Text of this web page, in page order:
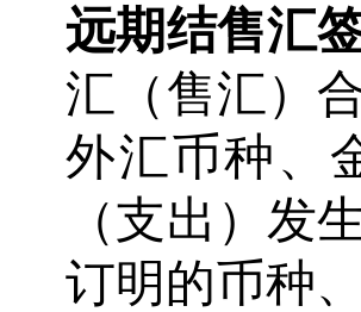
远期结售汇
汇（售汇）
外汇币种、
（支出）发
订明的币种